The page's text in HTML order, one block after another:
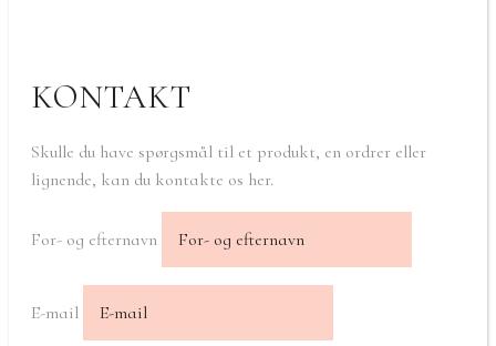
KONTAKT
Skulle du have spørgsmål til et produkt, en ordrer eller
lignende, kan du kontakte os her.
For- og efternavn
E-mail